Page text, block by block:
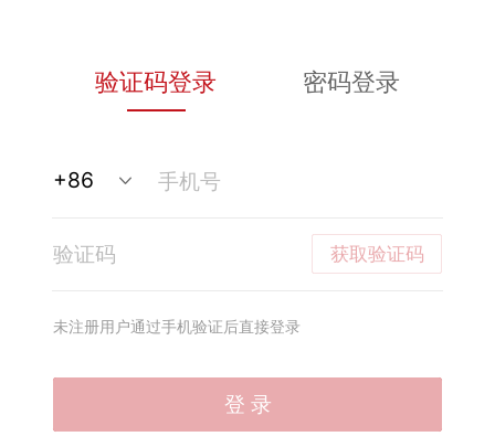
验证码登录 密码登录
获取验证码
未注册用户通过手机验证后直接登录
登 录